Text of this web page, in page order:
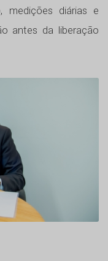
medições diárias e
antes da liberação